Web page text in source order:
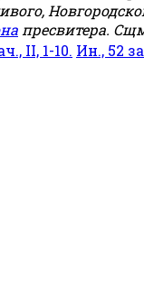
пресвитера.
II, 1-10. Ин., 52